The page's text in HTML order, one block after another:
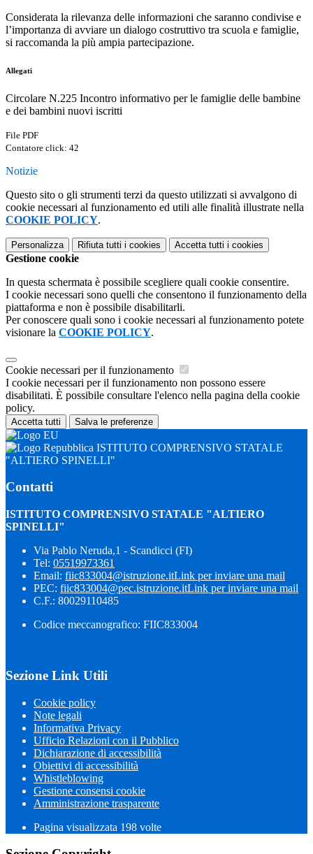
Considerata la rilevanza delle informazioni che saranno condivise e
l’importanza di avviare un dialogo costruttivo tra scuola e famiglie,
si raccomanda la più ampia partecipazione.
Allegati
Circolare N.225 Incontro informativo per le famiglie delle bambine
e dei bambini nuovi iscritti
File PDF
Contatore click: 42
Notizie
Questo sito o gli strumenti terzi da questo utilizzati si avvalgono di
cookie necessari al funzionamento ed utili alle finalità illustrate nella
COOKIE POLICY.
Personalizza Rifiuta tutti i cookies Accetta tutti i cookies
Gestione cookie
In questa schermata è possibile scegliere quali cookie consentire.
I cookie necessari sono quelli che consentono il funzionamento della
piattaforma e non è possibile disabilitarli.
Per conoscere quali sono i cookie necessari al funzionamento potete
visionare la COOKIE POLICY.
Cookie necessari per il funzionamento
I cookie necessari per il funzionamento non possono essere
disabilitati. È possibile consultare l'elenco nella pagina della cookie
policy.
Accetta tutti Salva le preferenze
ISTITUTO COMPRENSIVO STATALE
"ALTIERO SPINELLI"
Contatti
ISTITUTO COMPRENSIVO STATALE "ALTIERO
SPINELLI"
Via Pablo Neruda,1 - Scandicci (FI)
Tel: 05519973361
Email: fiic833004@istruzione.itLink per inviare una mail
PEC: fiic833004@pec.istruzione.itLink per inviare una mail
C.F.: 80029110485
Codice meccanografico: FIIC833004
Sezione Link Utili
Cookie policy
Note legali
Informativa Privacy
Ufficio Relazioni con il Pubblico
Dichiarazione di accessibilità
Obiettivi di accessibilità
Whistleblowing
Gestione consensi cookie
Amministrazione trasparente
Pagina visualizzata 198 volte